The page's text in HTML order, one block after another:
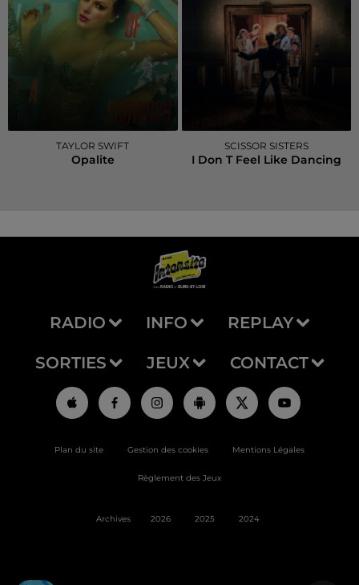
TAYLOR SWIFT
Opalite
SCISSOR SISTERS
I Don T Feel Like Dancing
RADIO INFO REPLAY
SORTIES JEUX CONTACT
Plan du site Gestion des cookies Mentions Légales
Règlement des Jeux
Archives 2026 2025 2024